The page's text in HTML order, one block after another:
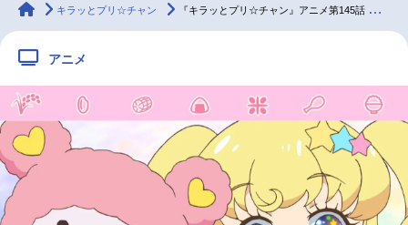
ラジオ みんなの声
2.5次元 配信・Vtuber 無料マンガ
アニメ記事一覧 声優記事一覧
animateTimes
キラッとプリ☆チャン 『キラッとプリ☆チャン』アニメ第145話 先行カット・あらすじ到着
アニメ